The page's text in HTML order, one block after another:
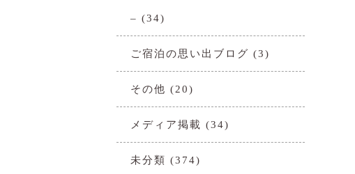
– (34)
ご宿泊の思い出ブログ (3)
その他 (20)
メディア掲載 (34)
未分類 (374)